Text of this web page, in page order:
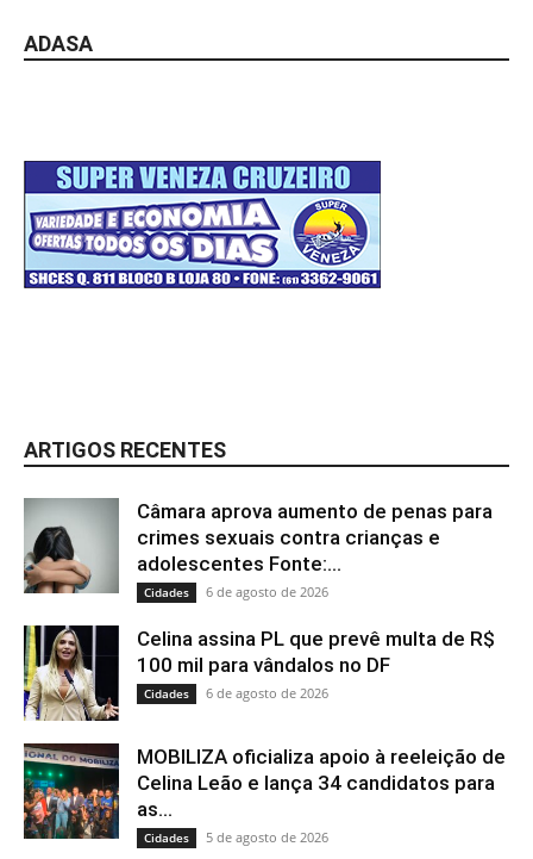
ADASA
ARTIGOS RECENTES
Câmara aprova aumento de penas para
crimes sexuais contra crianças e
adolescentes Fonte:...
Cidades 6 de agosto de 2026
Celina assina PL que prevê multa de R$
100 mil para vândalos no DF
Cidades 6 de agosto de 2026
MOBILIZA oficializa apoio à reeleição de
Celina Leão e lança 34 candidatos para
as...
Cidades 5 de agosto de 2026